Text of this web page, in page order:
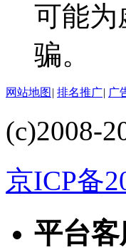
可能为
骗。
网站地图 | 排名推广| 广
(c)2008-
京ICP备
平台客